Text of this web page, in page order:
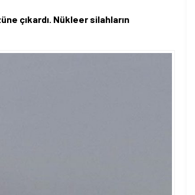
çıkardı. Nükleer silahların